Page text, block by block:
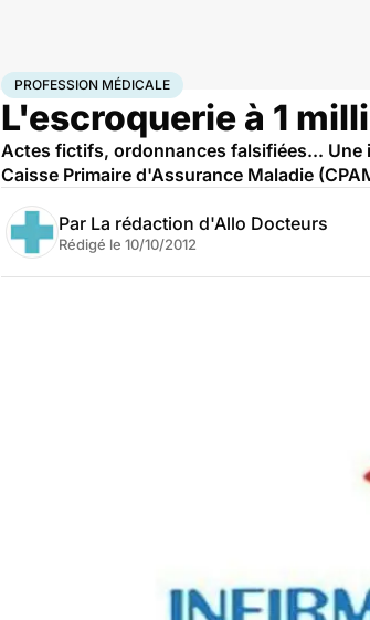
AccueilSantéSociétéJustice Profession médicale
PROFESSION MÉDICALE
L'escroquerie à 1
Actes fictifs, ordonnances falsifiées... Une
Caisse Primaire d'Assurance Maladie
Par La rédaction d'Allo Docteurs
Rédigé le 10/10/2012